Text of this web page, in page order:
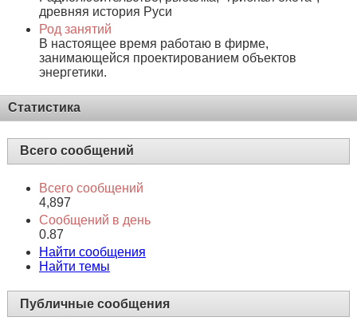
древняя история Руси
Род занятий
В настоящее время работаю в фирме,
занимающейся проектированием объектов
энергетики.
Статистика
Всего сообщений
Всего сообщений
4,897
Сообщений в день
0.87
Найти сообщения
Найти темы
Публичные сообщения